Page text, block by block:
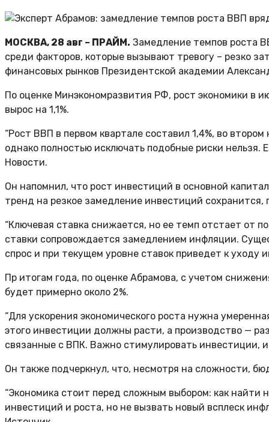
МОСКВА, 28 авг – ПРАЙМ. Замедление темпов роста
среди факторов, которые вызывают тревогу – резко
финансовых рынков Президентской академии
По оценке Минэкономразвития РФ, рост экономики в
вырос на 1,1%.
“Рост ВВП в первом квартале составил 1,4%, во
однако полностью исключать подобные риски
Новости.
Он напомнил, что рост инвестиций в основной
тренд на резкое замедление инвестиций
“Ключевая ставка снижается, но ее темп отстает от
ставки сопровождается замедлением инфляции.
спрос и при текущем уровне ставок приведет к уходу
Пр итогам года, по оценке Абрамова, с учетом
будет примерно около 2%.
“Для ускорения экономического роста нужна
этого инвестиции должны расти, а производство —
связанные с ВПК. Важно стимулировать инвестиции,
Он также подчеркнул, что, несмотря на сложности,
“Экономика стоит перед сложным выбором: как найти
инвестиций и роста, но не вызвать новый всплеск